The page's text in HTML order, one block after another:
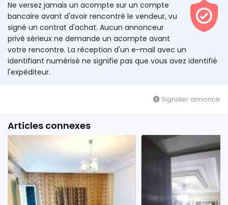
Ne versez jamais un acompte sur un compte
bancaire avant d'avoir rencontré le vendeur, vu
signé un contrat d'achat. Aucun annonceur
privé sérieux ne demande un acompte avant
votre rencontre. La réception d'un e-mail avec un
identifiant numérisé ne signifie pas que vous avez identifié
l'expéditeur.
Signaler annonce
Articles connexes